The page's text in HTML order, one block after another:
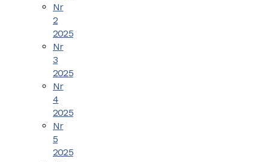
Nr
2
2025
Nr
3
2025
Nr
4
2025
Nr
5
2025